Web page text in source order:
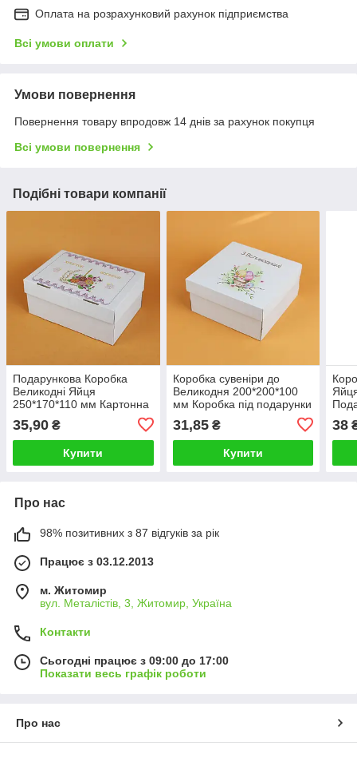
Оплата на розрахунковий рахунок підприємства
Всі умови оплати
Умови повернення
Повернення товару впродовж 14 днів за рахунок покупця
Всі умови повернення
Подібні товари компанії
Подарункова Коробка
Великодні Яйця
250*170*110 мм Картонна
Коробка для пасхальних
сувенірів
35,90 ₴
Купити
Коробка сувеніри до
Великодня 200*200*100
мм Коробка під подарунки
31,85₴
Купити
38
Про нас
98% позитивних з 87 відгуків за рік
Працює з 03.12.2013
м. Житомир
вул. Металістів, 3, Житомир, Україна
Контакти
Сьогодні працює з 09:00 до 17:00
Показати весь графік роботи
Про нас